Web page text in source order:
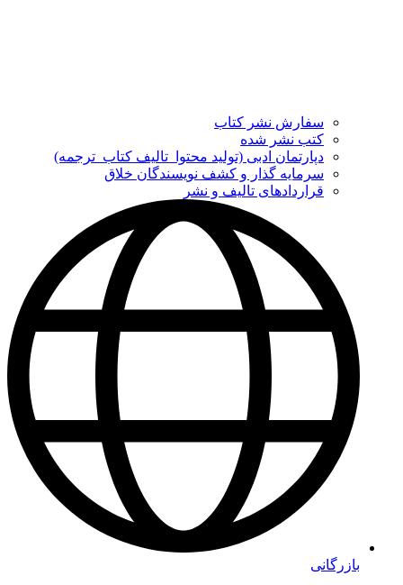
سفارش نشر کتاب
کتب نشر شده
دپارتمان ادبی (تولید محتوا_تالیف کتاب_ترجمه)
سرمایه گذار و کشف نویسندگان خلاق
قراردادهای تالیف و نشر
بازرگانی